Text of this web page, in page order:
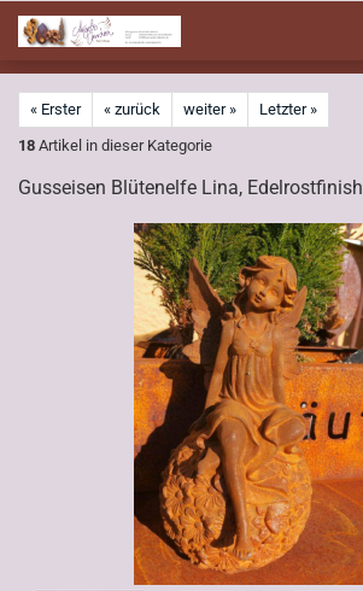
zum
Hauptinhalt
« Erster « zurück weiter »
Letzter »
18 Artikel in dieser Kategorie
Gusseisen Blütenelfe Lina, Edelrostfinish